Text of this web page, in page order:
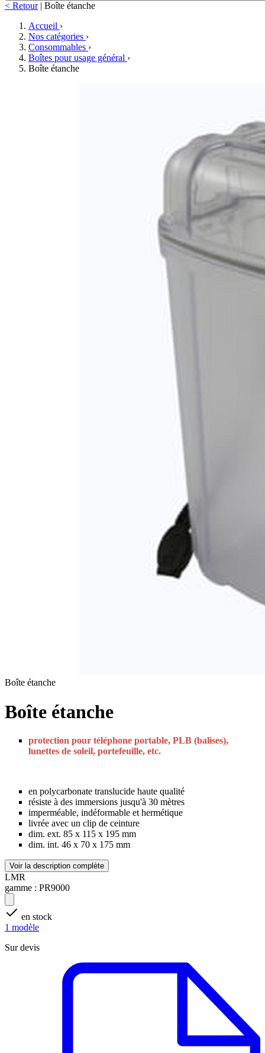
< Retour | Boîte étanche
Accueil ›
Nos catégories ›
Consommables ›
Boîtes pour usage général ›
Boîte étanche
Boîte étanche
Boîte étanche
protection pour téléphone portable, PLB (balises),
lunettes de soleil, portefeuille, etc.
en polycarbonate translucide haute qualité
résiste à des immersions jusqu'à 30 mètres
imperméable, indéformable et hermétique
livrée avec un clip de ceinture
dim. ext. 85 x 115 x 195 mm
dim. int. 46 x 70 x 175 mm
Voir la description complète
LMR
gamme : PR9000
en stock
1 modèle
Sur devis